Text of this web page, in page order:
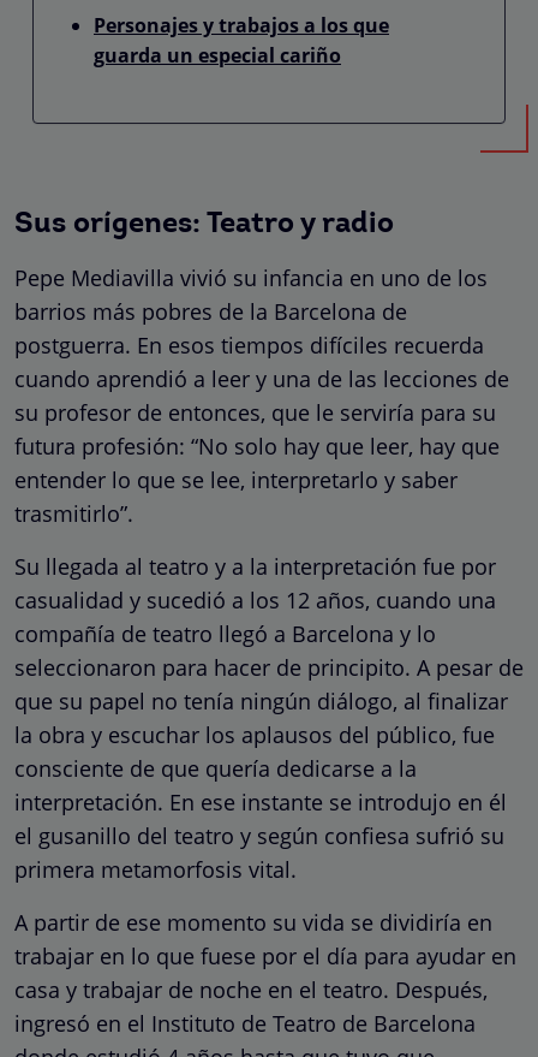
Personajes y trabajos a los que
guarda un especial cariño
Sus orígenes: Teatro y radio
Pepe Mediavilla vivió su infancia en uno de los
barrios más pobres de la Barcelona de
postguerra. En esos tiempos difíciles recuerda
cuando aprendió a leer y una de las lecciones de
su profesor de entonces, que le serviría para su
futura profesión: “No solo hay que leer, hay que
entender lo que se lee, interpretarlo y saber
trasmitirlo”.
Su llegada al teatro y a la interpretación fue por
casualidad y sucedió a los 12 años, cuando una
compañía de teatro llegó a Barcelona y lo
seleccionaron para hacer de principito. A pesar de
que su papel no tenía ningún diálogo, al finalizar
la obra y escuchar los aplausos del público, fue
consciente de que quería dedicarse a la
interpretación. En ese instante se introdujo en él
el gusanillo del teatro y según confiesa sufrió su
primera metamorfosis vital.
A partir de ese momento su vida se dividiría en
trabajar en lo que fuese por el día para ayudar en
casa y trabajar de noche en el teatro. Después,
ingresó en el Instituto de Teatro de Barcelona